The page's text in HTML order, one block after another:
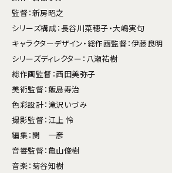
監督：新房昭之
シリーズ構成：長谷川菜穂子・大嶋実句
キャラクターデザイン・総作画監督：伊藤良明
シリーズディレクター：八瀬祐樹
総作画監督：西田美弥子
美術監督：飯島寿治
色彩設計：滝沢いづみ
撮影監督：江上 怜
編集：関 一彦
音響監督：亀山俊樹
音楽：菊谷知樹